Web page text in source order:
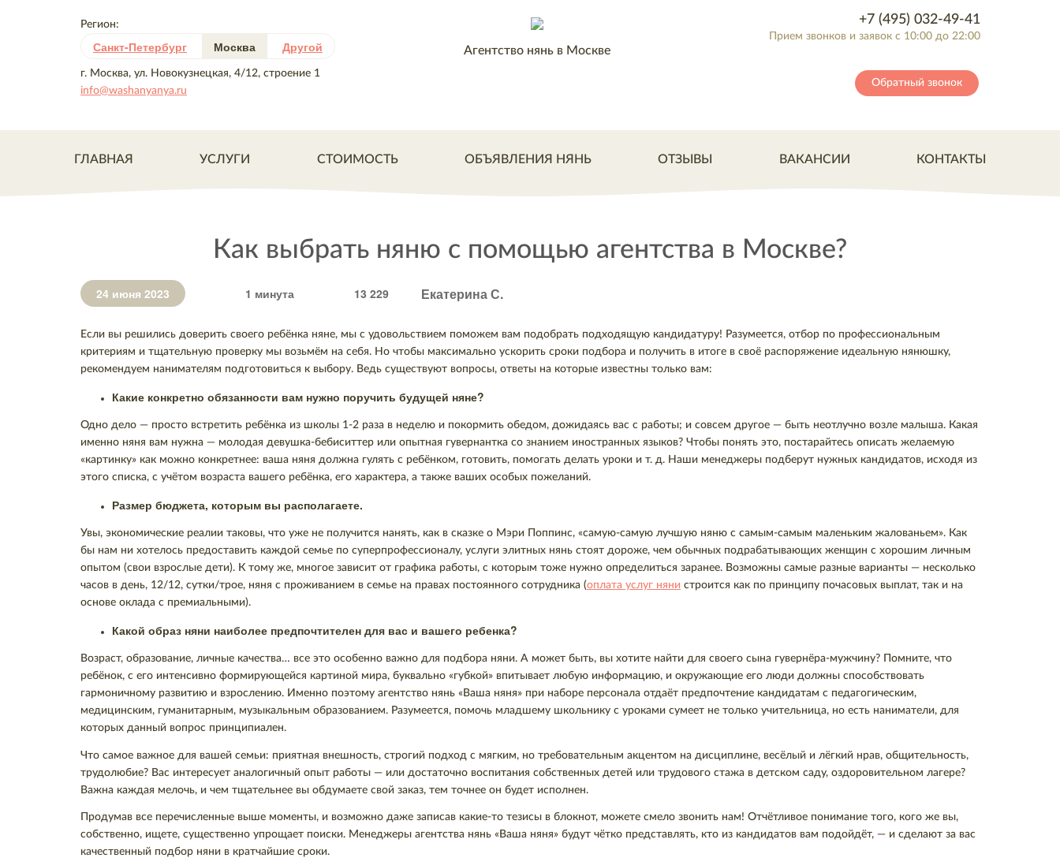
г. Москва, ул. Новокузнецкая, 4/12, строение 1
info@washanyanya.ru
Агентство нянь в Москве
+7 (495) 032-49-41
Прием звонков и заявок с 10:00 до 22:00
Обратный звонок
Регион:
Санкт-Петербург Москва Другой
ГЛАВНАЯ УСЛУГИ СТОИМОСТЬ ОБЪЯВЛЕНИЯ НЯНЬ ОТЗЫВЫ ВАКАНСИИ КОНТАКТЫ
Как выбрать няню с помощью агентства в Москве?
24 июня 2023 1 минута 13 229 Екатерина С.
Если вы решились доверить своего ребёнка няне, мы с удовольствием поможем вам подобрать подходящую кандидатуру! Разумеется, отбор по профессиональным
критериям и тщательную проверку мы возьмём на себя. Но чтобы максимально ускорить сроки подбора и получить в итоге в своё распоряжение идеальную нянюшку,
рекомендуем нанимателям подготовиться к выбору. Ведь существуют вопросы, ответы на которые известны только вам:
Какие конкретно обязанности вам нужно поручить будущей няне?
Одно дело — просто встретить ребёнка из школы 1-2 раза в неделю и покормить обедом, дожидаясь вас с работы; и совсем другое — быть неотлучно возле малыша. Какая
именно няня вам нужна — молодая девушка-бебиситтер или опытная гувернантка со знанием иностранных языков? Чтобы понять это, постарайтесь описать желаемую
«картинку» как можно конкретнее: ваша няня должна гулять с ребёнком, готовить, помогать делать уроки и т. д. Наши менеджеры подберут нужных кандидатов, исходя из
этого списка, с учётом возраста вашего ребёнка, его характера, а также ваших особых пожеланий.
Размер бюджета, которым вы располагаете.
Увы, экономические реалии таковы, что уже не получится нанять, как в сказке о Мэри Поппинс, «самую-самую лучшую няню с самым-самым маленьким жалованьем». Как
бы нам ни хотелось предоставить каждой семье по суперпрофессионалу, услуги элитных нянь стоят дороже, чем обычных подрабатывающих женщин с хорошим личным
опытом (свои взрослые дети). К тому же, многое зависит от графика работы, с которым тоже нужно определиться заранее. Возможны самые разные варианты — несколько
часов в день, 12/12, сутки/трое, няня с проживанием в семье на правах постоянного сотрудника (оплата услуг няни строится как по принципу почасовых выплат, так и на
основе оклада с премиальными).
Какой образ няни наиболее предпочтителен для вас и вашего ребенка?
Возраст, образование, личные качества… все это особенно важно для подбора няни. А может быть, вы хотите найти для своего сына гувернёра-мужчину? Помните, что
ребёнок, с его интенсивно формирующейся картиной мира, буквально «губкой» впитывает любую информацию, и окружающие его люди должны способствовать
гармоничному развитию и взрослению. Именно поэтому агентство нянь «Ваша няня» при наборе персонала отдаёт предпочтение кандидатам с педагогическим,
медицинским, гуманитарным, музыкальным образованием. Разумеется, помочь младшему школьнику с уроками сумеет не только учительница, но есть наниматели, для
которых данный вопрос принципиален.
Что самое важное для вашей семьи: приятная внешность, строгий подход с мягким, но требовательным акцентом на дисциплине, весёлый и лёгкий нрав, общительность,
трудолюбие? Вас интересует аналогичный опыт работы — или достаточно воспитания собственных детей или трудового стажа в детском саду, оздоровительном лагере?
Важна каждая мелочь, и чем тщательнее вы обдумаете свой заказ, тем точнее он будет исполнен.
Продумав все перечисленные выше моменты, и возможно даже записав какие-то тезисы в блокнот, можете смело звонить нам! Отчётливое понимание того, кого же вы,
собственно, ищете, существенно упрощает поиски. Менеджеры агентства нянь «Ваша няня» будут чётко представлять, кто из кандидатов вам подойдёт, — и сделают за вас
качественный подбор няни в кратчайшие сроки.